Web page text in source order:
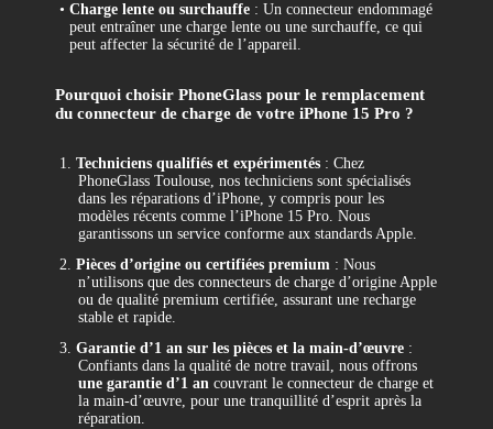
• Charge lente ou surchauffe : Un connecteur endommagé
peut entraîner une charge lente ou une surchauffe, ce qui
peut affecter la sécurité de l’appareil.
Pourquoi choisir PhoneGlass pour le remplacement
du connecteur de charge de votre iPhone 15 Pro ?
1. Techniciens qualifiés et expérimentés : Chez
PhoneGlass Toulouse, nos techniciens sont spécialisés
dans les réparations d’iPhone, y compris pour les
modèles récents comme l’iPhone 15 Pro. Nous
garantissons un service conforme aux standards Apple.
2. Pièces d’origine ou certifiées premium : Nous
n’utilisons que des connecteurs de charge d’origine Apple
ou de qualité premium certifiée, assurant une recharge
stable et rapide.
3. Garantie d’1 an sur les pièces et la main-d’œuvre :
Confiants dans la qualité de notre travail, nous offrons
une garantie d’1 an couvrant le connecteur de charge et
la main-d’œuvre, pour une tranquillité d’esprit après la
réparation.